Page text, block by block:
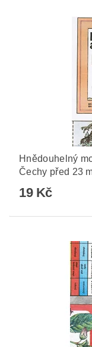
Hnědouhelný
Čechy před 23
19 Kč